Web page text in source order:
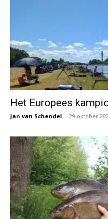
Het Europees
Jan van Schendel - 29 oktober